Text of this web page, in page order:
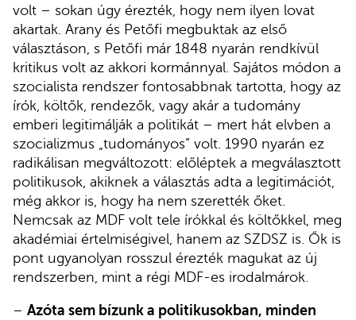
volt – sokan úgy érezték, hogy nem ilyen lovat
akartak. Arany és Petőfi megbuktak az első
választáson, s Petőfi már 1848 nyarán rendkívül
kritikus volt az akkori kormánnyal. Sajátos módon a
szocialista rendszer fontosabbnak tartotta, hogy az
írók, költők, rendezők, vagy akár a tudomány
emberi legitimálják a politikát – mert hát elvben a
szocializmus „tudományos” volt. 1990 nyarán ez
radikálisan megváltozott: előléptek a megválasztott
politikusok, akiknek a választás adta a legitimációt,
még akkor is, hogy ha nem szerették őket.
Nemcsak az MDF volt tele írókkal és költőkkel, meg
akadémiai értelmiségivel, hanem az SZDSZ is. Ők is
pont ugyanolyan rosszul érezték magukat az új
rendszerben, mint a régi MDF-es irodalmárok.
– Azóta sem bízunk a politikusokban, minden